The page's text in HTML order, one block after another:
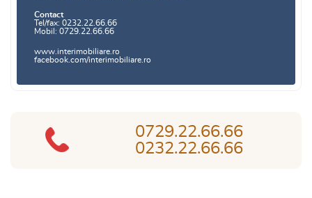
0729.22.66.66
0232.22.66.66
Contact
Tel/fax: 0232.22.66.66
Mobil: 0729.22.66.66
www.interimobiliare.ro
facebook.com/interimobiliare.ro